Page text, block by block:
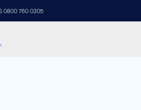
0800 760 0305